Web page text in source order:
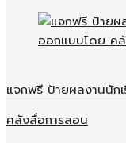
แจกฟรี ป้ายผลงานนัก
คลังสื่อการสอน